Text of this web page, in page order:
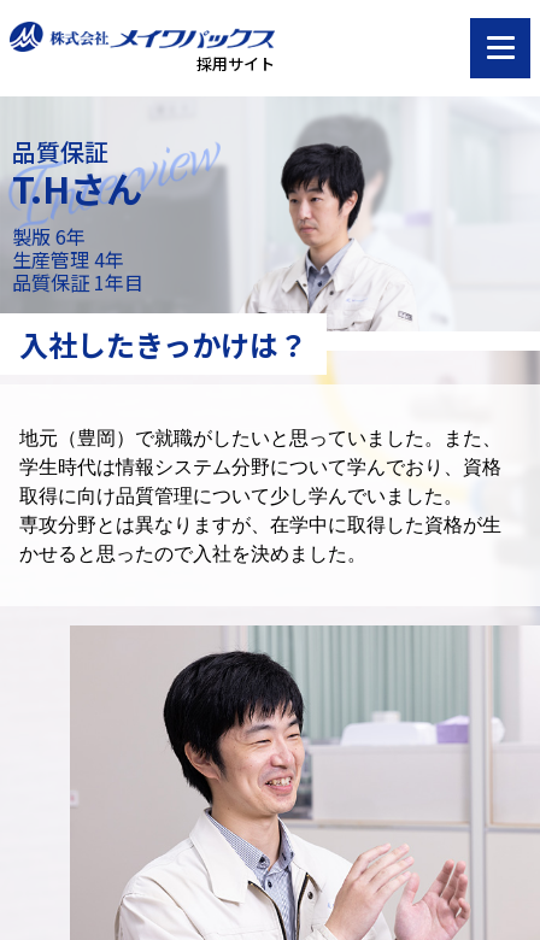
採用サイト
品質保証
T.Hさん
製版 6年
生産管理 4年
品質保証 1年目
入社したきっかけは？
地元（豊岡）で就職がしたいと思っていました。
また、
学生時代は情報システム分野について学んでおり、 資格
取得に向け品質管理について少し学んでいました。
専攻分野とは異なりますが、在学中に取得した資格が生
かせると思ったので入社を決めました。